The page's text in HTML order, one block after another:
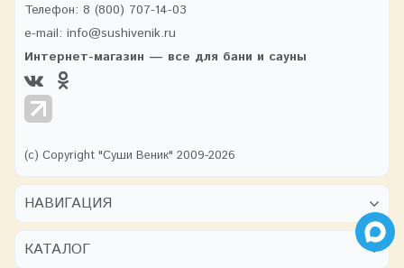
Телефон: 8 (800) 707-14-03
e-mail: info@sushivenik.ru
Интернет-магазин — все для бани и сауны
(с) Copyright "Суши Веник" 2009-2026
НАВИГАЦИЯ
КАТАЛОГ